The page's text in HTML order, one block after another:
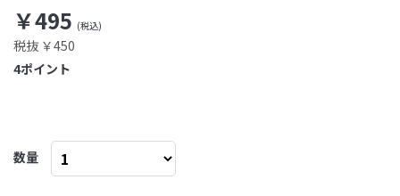
￥495
税抜 ￥450
ポイント
4
数量